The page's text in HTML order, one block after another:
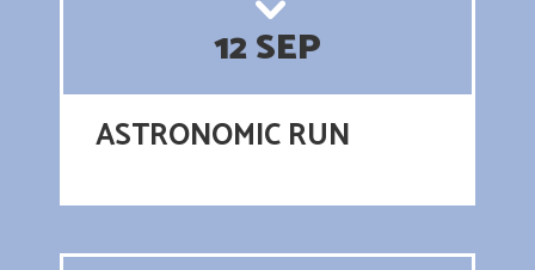
12 SEP
ASTRONOMIC RUN